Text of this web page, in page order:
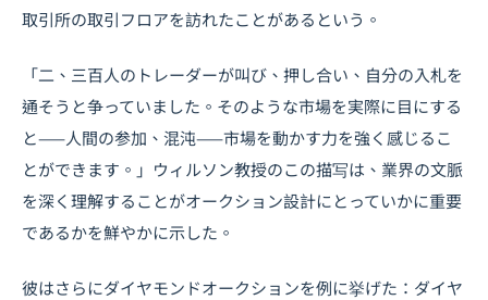
取引所の取引フロアを訪れたことがあるという。
「二、三百人のトレーダーが叫び、押し合い、自分の入札を
通そうと争っていました。そのような市場を実際に目にする
と——人間の参加、混沌——市場を動かす力を強く感じるこ
とができます。」ウィルソン教授のこの描写は、業界の文脈
を深く理解することがオークション設計にとっていかに重要
であるかを鮮やかに示した。
彼はさらにダイヤモンドオークションを例に挙げた：ダイヤ